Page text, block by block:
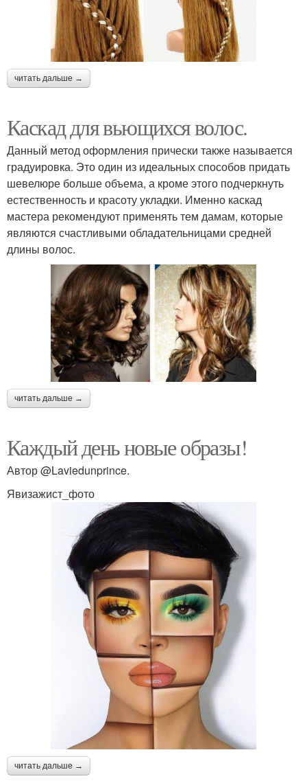
читать дальше →
Каскад для вьющихся волос.
Данный метод оформления прически также называется
градуировка. Это один из идеальных способов придать
шевелюре больше объема, а кроме этого подчеркнуть
естественность и красоту укладки. Именно каскад
мастера рекомендуют применять тем дамам, которые
являются счастливыми обладательницами средней
длины волос.
читать дальше →
Каждый день новые образы!
Автор @Laviedunprince.
Явизажист_фото
читать дальше →